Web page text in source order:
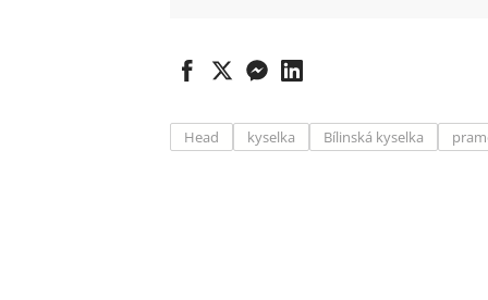
Head kyselka Bílinská kyselka